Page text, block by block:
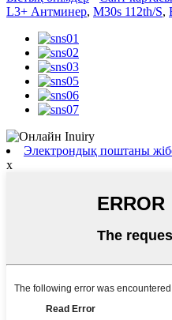
L3+ Антминер, M30s 112th/S,
Электрондық поштаны
x